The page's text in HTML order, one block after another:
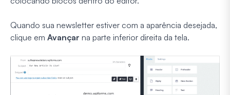
Quando sua newsletter estiver com a aparência desejada,
clique em Avançar na parte inferior direita da tela.